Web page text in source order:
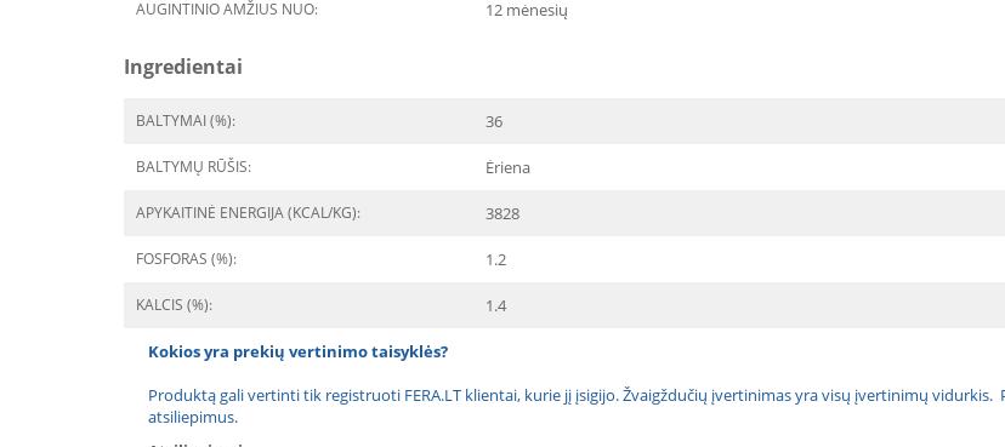
AUGINTINIO AMŽIUS NUO: 12 mėnesių
Ingredientai
BALTYMAI (%): 36
BALTYMŲ RŪŠIS: Ėriena
APYKAITINĖ ENERGIJA (KCAL/KG): 3828
FOSFORAS (%): 1.2
KALCIS (%): 1.4
Kokios yra prekių vertinimo taisyklės?
Produktą gali vertinti tik registruoti FERA.LT klientai, kurie jį įsigijo. Žvaigždučių įvertinimas yra visų įvertinimų
atsiliepimus.